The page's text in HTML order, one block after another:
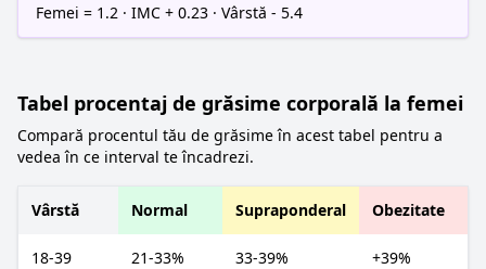
Femei = 1.2 · IMC + 0.23 · Vârstă - 5.4
Tabel procentaj de grăsime corporală la femei
Compară procentul tău de grăsime în acest tabel pentru a
vedea în ce interval te încadrezi.
Vârstă Normal Supraponderal Obezitate
18-39 21-33% 33-39% +39%